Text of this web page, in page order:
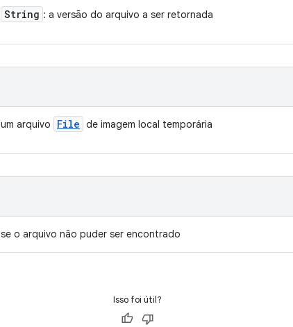
String : a versão do arquivo a ser retornada
um arquivo File de imagem local temporária
se o arquivo não puder ser encontrado
Isso foi útil?